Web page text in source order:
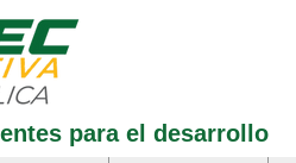
para el desarrollo